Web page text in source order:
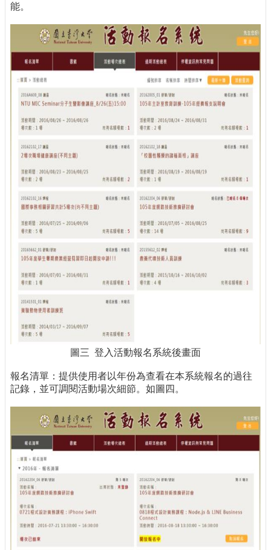
能。
圖三 登入活動報名系統後畫面
報名清單：提供使用者以年份為查看在本系統報名的過往
記錄，並可調閱活動場次細節。如圖四。